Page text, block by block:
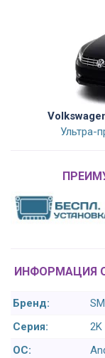
Ультра-
ИНФОРМАЦИЯ
Бренд:
Серия:
2K
ОС: